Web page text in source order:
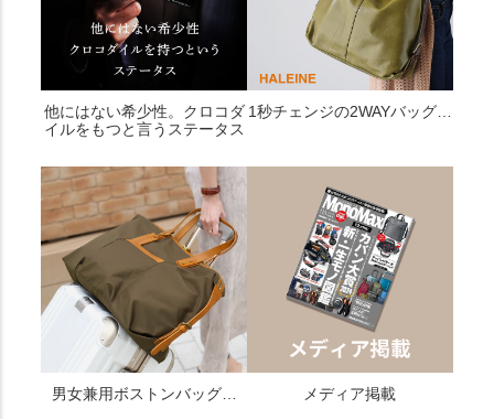
他にはない希少性。クロコダ
イルをもつと言うステータス
1秒チェンジの2WAYバッグ…
男女兼用ボストンバッグ… メディア掲載